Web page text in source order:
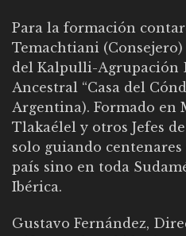
Para la formación
Temachtiani
del Kalpulli-Agrupación
Ancestral “Casa del
Argentina). Formado en
Tlakaélel y otros Jefes
solo guiando centenares
país sino en toda
Ibérica.
Gustavo Fernández,